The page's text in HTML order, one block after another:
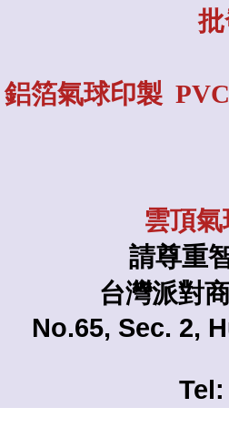
鋁箔氣球印製
雲頂
請尊重
台灣派對
No.65, Sec. 2,